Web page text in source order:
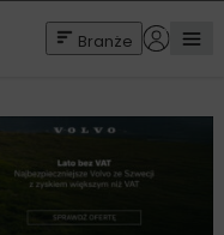
Branże